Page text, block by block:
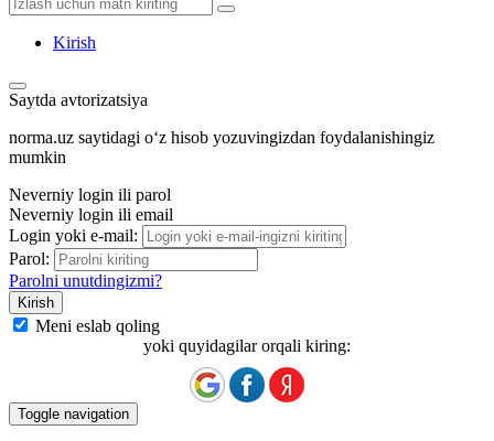
Kirish
Saytda avtorizatsiya
norma.uz saytidagi oʻz hisob yozuvingizdan foydalanishingiz
mumkin
Neverniy login ili parol
Neverniy login ili email
Login yoki e-mail:
Parol:
Parolni unutdingizmi?
Meni eslab qoling
yoki quyidagilar orqali kiring:
Toggle navigation